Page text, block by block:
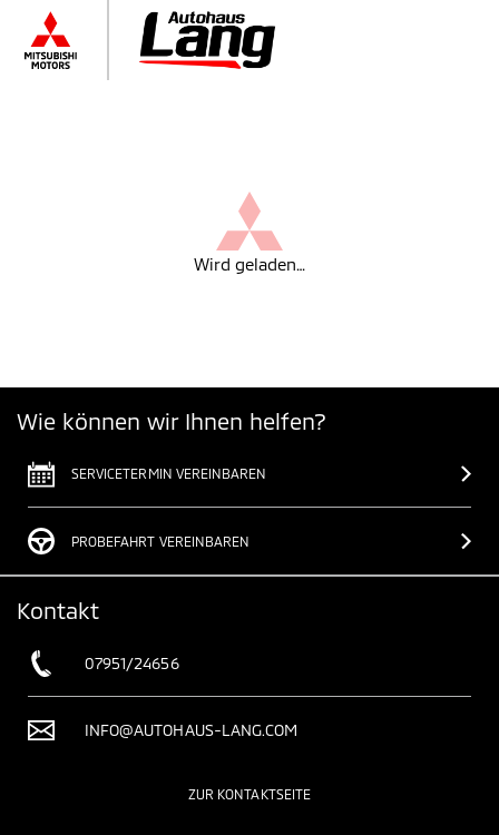
Wird geladen…
Wie können wir Ihnen helfen?
SERVICETERMIN VEREINBAREN
PROBEFAHRT VEREINBAREN
Kontakt
07951/24656
INFO@AUTOHAUS-LANG.COM
ZUR KONTAKTSEITE